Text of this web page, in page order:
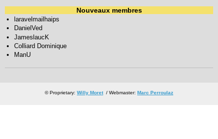
Nouveaux membres
laravelmailhaips
DanielVed
JameslaucK
Colliard Dominique
ManU
© Proprietary: Willy Moret/ Webmaster: Marc Perroulaz